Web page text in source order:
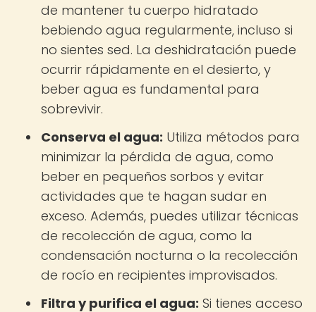
de mantener tu cuerpo hidratado
bebiendo agua regularmente, incluso si
no sientes sed. La deshidratación puede
ocurrir rápidamente en el desierto, y
beber agua es fundamental para
sobrevivir.
Conserva el agua: Utiliza métodos para
minimizar la pérdida de agua, como
beber en pequeños sorbos y evitar
actividades que te hagan sudar en
exceso. Además, puedes utilizar técnicas
de recolección de agua, como la
condensación nocturna o la recolección
de rocío en recipientes improvisados.
Filtra y purifica el agua: Si tienes acceso